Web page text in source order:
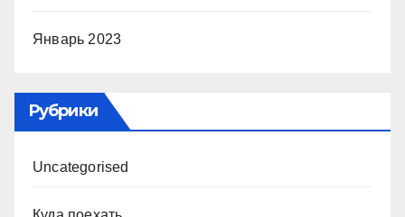
Январь 2023
Рубрики
Uncategorised